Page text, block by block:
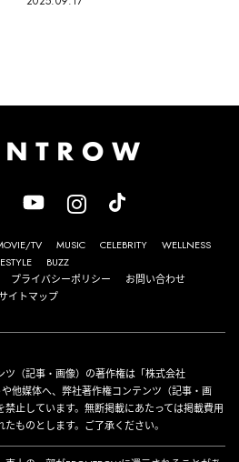
TV MUSIC CELEBRITY
WELLNESS
BUZZ
プライバシーポリシー
お問い合わせ
イトマップ
（記事・画像）の著作権は「株式会社
他媒体へ、弊社著作権コンテンツ（記事・画
止しています。無断掲載にあたっては掲載費用
ものとします。ご了承ください。